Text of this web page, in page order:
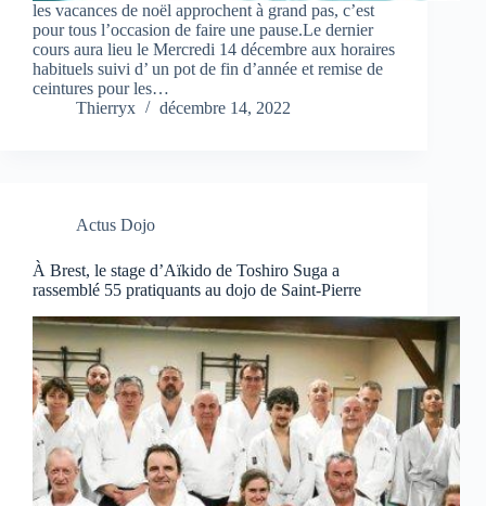
les vacances de noël approchent à grand pas, c’est
pour tous l’occasion de faire une pause.Le dernier
cours aura lieu le Mercredi 14 décembre aux horaires
habituels suivi d’ un pot de fin d’année et remise de
ceintures pour les…
Thierryx
décembre 14, 2022
Actus Dojo
À Brest, le stage d’Aïkido de Toshiro Suga a
rassemblé 55 pratiquants au dojo de Saint-Pierre